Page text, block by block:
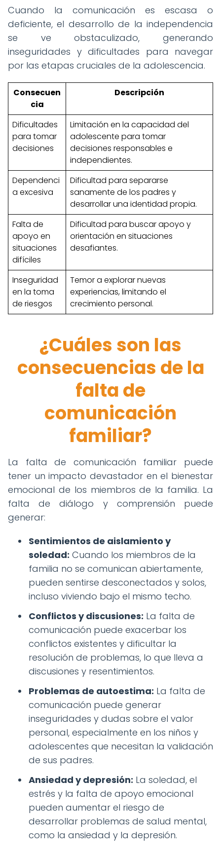
Cuando la comunicación es escasa o
deficiente, el desarrollo de la independencia
se ve obstaculizado, generando
inseguridades y dificultades para navegar
por las etapas cruciales de la adolescencia.
Consecuen
cia
Descripción
Dificultades
para tomar
decisiones
Limitación en la capacidad del
adolescente para tomar
decisiones responsables e
independientes.
Dependenci
a excesiva
Dificultad para separarse
sanamente de los padres y
desarrollar una identidad propia.
Falta de
apoyo en
situaciones
difíciles
Dificultad para buscar apoyo y
orientación en situaciones
desafiantes.
Inseguridad
en la toma
de riesgos
Temor a explorar nuevas
experiencias, limitando el
crecimiento personal.
¿Cuáles son las
consecuencias de la
falta de
comunicación
familiar?
La falta de comunicación familiar puede
tener un impacto devastador en el bienestar
emocional de los miembros de la familia. La
falta de diálogo y comprensión puede
generar:
Sentimientos de aislamiento y
soledad: Cuando los miembros de la
familia no se comunican abiertamente,
pueden sentirse desconectados y solos,
incluso viviendo bajo el mismo techo.
Conflictos y discusiones: La falta de
comunicación puede exacerbar los
conflictos existentes y dificultar la
resolución de problemas, lo que lleva a
discusiones y resentimientos.
Problemas de autoestima: La falta de
comunicación puede generar
inseguridades y dudas sobre el valor
personal, especialmente en los niños y
adolescentes que necesitan la validación
de sus padres.
Ansiedad y depresión: La soledad, el
estrés y la falta de apoyo emocional
pueden aumentar el riesgo de
desarrollar problemas de salud mental,
como la ansiedad y la depresión.